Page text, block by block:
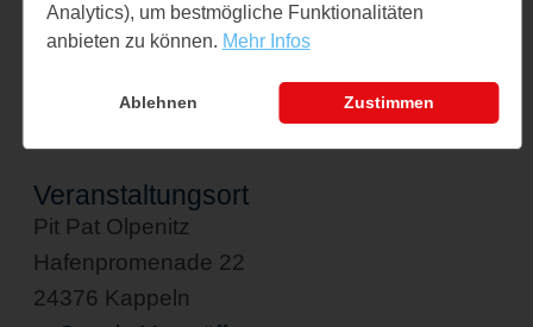
Links
Veranstaltungsort
Pit Pat Olpenitz
Hafenpromenade 22
24376 Kappeln
Analytics), um bestmögliche Funktionalitäten
anbieten zu können. Mehr Infos
Ablehnen Zustimmen